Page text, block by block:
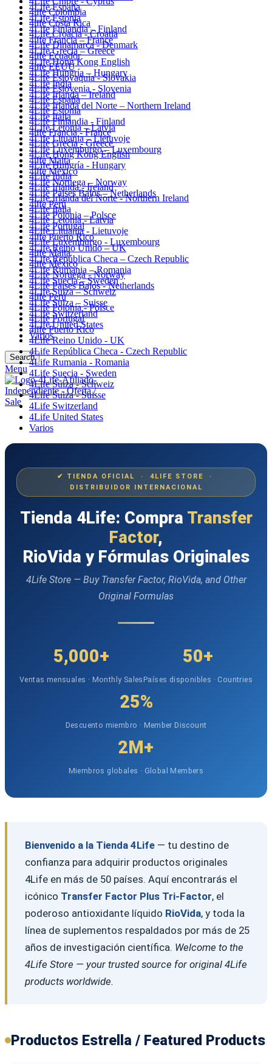
4Life España
4Life Estonia
4Life Finlandia – Finland
4life Francia – France
4Life Grecia – Greece
4Life Hong Kong English
4Life Hungría – Hungary
4Life India
4Life Irlanda – Ireland
4Life Irlanda del Norte – Northern Ireland
4Life Italia
4Life Letonia – Latvia
4Life Lituania – Lietuvoje
4Life Luxemburgo – Luxembourg
4life Malta
4life México
4Life Noruega – Norway
4Life Paises Bajos – Netherlands
4life Perú
4Life Polonia – Polsce
4Life Portugal
4life Puerto Rico
4Life Reino Unido – UK
4Life República Checa – Czech Republic
4Life Rumania – Romania
4Life Suecia – Sweden
4Life Suiza – Schweiz
4Life Suiza – Suisse
4Life Switzerland
4Life United States
Varios
Search
Menu
4life Colombia
4life Costa Rica
4Life Croacia - Croatia
4Life Dinamarca - Denmark
4life Ecuador
4life EEUU
4Life Eslovaquia - Slovakia
4Life Eslovenia - Slovenia
4Life España
4Life Estonia
4Life Finlandia - Finland
4life Francia - France
4Life Grecia - Greece
4Life Hong Kong English
4Life Hungría - Hungary
4Life India
4Life Irlanda - Ireland
4Life Irlanda del Norte - Northern Ireland
4Life Italia
4Life Letonia - Latvia
4Life Lituania - Lietuvoje
4Life Luxemburgo - Luxembourg
4life Malta
4life México
4Life Noruega - Norway
4Life Paises Bajos - Netherlands
4life Perú
4Life Polonia - Polsce
4Life Portugal
4life Puerto Rico
4Life Reino Unido - UK
4Life República Checa - Czech Republic
4Life Rumania - Romania
4Life Suecia - Sweden
4Life Suiza - Schweiz
4Life Suiza - Suisse
4Life Switzerland
4Life United States
Varios
✔ TIENDA OFICIAL · 4LIFE STORE ·
DISTRIBUIDOR INTERNACIONAL
Tienda 4Life: Compra Transfer
Factor,
RioVida y Fórmulas Originales
4Life Store — Buy Transfer Factor, RioVida, and Other
Original Formulas
5,000+
Ventas mensuales · Monthly Sales
50+
Países disponibles · Countries
25%
Descuento miembro · Member Discount
2M+
Miembros globales · Global Members
Bienvenido a la Tienda 4Life— tu destino de
confianza para adquirir productos originales
4Life en más de 50 países. Aquí encontrarás el
icónico Transfer Factor Plus Tri-Factor, el
poderoso antioxidante líquido RioVida, y toda la
línea de suplementos respaldados por más de 25
años de investigación científica. Welcome to the
4Life Store — your trusted source for original 4Life
products worldwide.
Productos Estrella / Featured Products